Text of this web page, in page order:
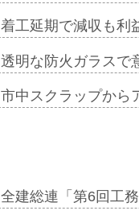
着工延期で減収も利
透明な防火ガラスで
市中スクラップから
全建総連「第6回工